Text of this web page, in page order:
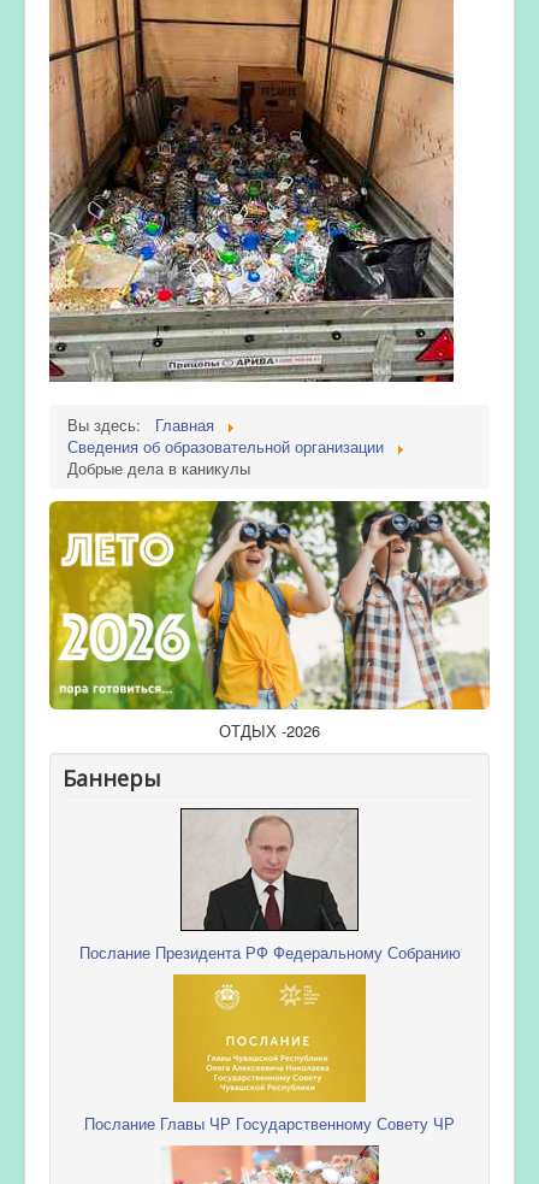
Вы здесь:
Главная
Сведения об образовательной организации
Добрые дела в каникулы
ОТДЫХ -2026
Баннеры
Послание Президента РФ Федеральному Собранию
Послание Главы ЧР Государственному Совету ЧР